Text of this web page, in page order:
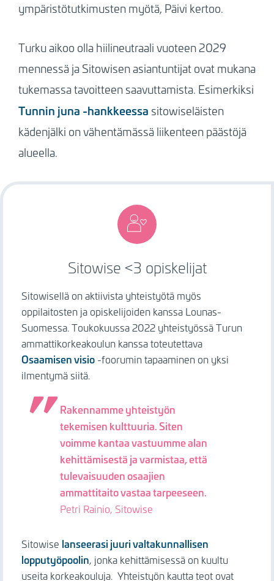
ympäristötutkimusten myötä, Päivi kertoo.
Turku aikoo olla hiilineutraali vuoteen 2029
mennessä ja Sitowisen asiantuntijat ovat mukana
tukemassa tavoitteen saavuttamista. Esimerkiksi
Tunnin juna -hankkeessa sitowiseläisten
kädenjälki on vähentämässä liikenteen päästöjä
alueella.
Image
Sitowise <3 opiskelijat
Sitowisellä on aktiivista yhteistyötä myös
oppilaitosten ja opiskelijoiden kanssa Lounas-
Suomessa. Toukokuussa 2022 yhteistyössä Turun
ammattikorkeakoulun kanssa toteutettava
Osaamisen visio-foorumin tapaaminen on yksi
ilmentymä siitä.
Rakennamme yhteistyön
tekemisen kulttuuria. Siten
voimme kantaa vastuumme alan
kehittämisestä ja varmistaa, että
tulevaisuuden osaajien
ammattitaito vastaa tarpeeseen.
Petri Rainio, Sitowise
Sitowise lanseerasi juuri valtakunnallisen
lopputyöpoolin, jonka kehittämisessä on kuultu
useita korkeakouluja. Yhteistyön kautta teot ovat